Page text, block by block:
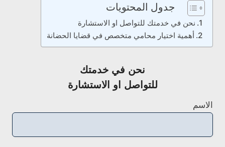
جدول المحتويات
نحن في خدمتك للتواصل او الاستشارة
أهمية اختيار محامي متخصص في قضايا الحضانة
نحن في خدمتك
للتواصل او الاستشارة
الاسم